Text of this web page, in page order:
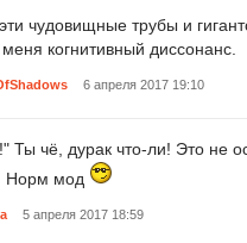
чудовищные трубы и
когнитивный диссонанс.
6 апреля 2017 19:10
Ты чё, дурак что-ли! Это не
Норм мод
5 апреля 2017 18:59